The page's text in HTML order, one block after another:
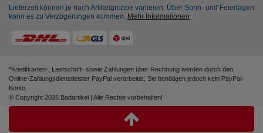
Lieferzeit können je nach Artikelgruppe variieren. Über Sonn- und Feiertagen
kann es zu Verzögerungen kommen. Mehr Informationen
*Kreditkarten-, Lastschrift- sowie Zahlungen über Rechnung werden durch den
Online-Zahlungsdienstleister PayPal verarbeitet, Sie benötigen jedoch kein PayPal-
Konto.
© Copyright 2026 Badartikel | Alle Rechte vorbehalten!